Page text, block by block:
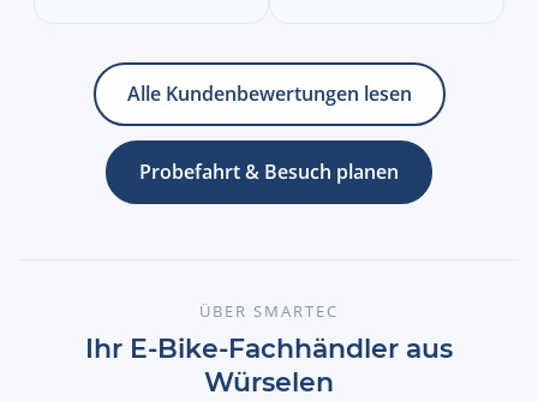
Alle Kundenbewertungen lesen
Probefahrt & Besuch planen
ÜBER SMARTEC
Ihr E-Bike-Fachhändler aus
Würselen